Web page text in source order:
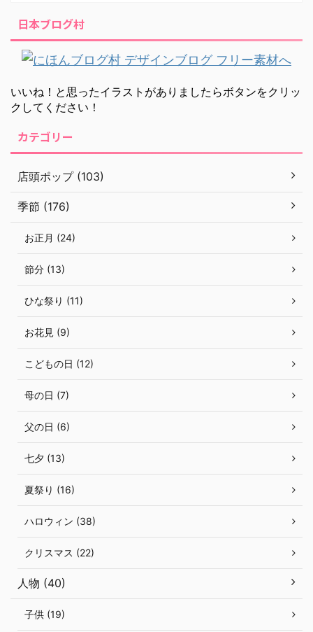
日本ブログ村
いいね！と思ったイラストがありましたらボタンをクリッ
クしてください！
カテゴリー
店頭ポップ (103)
季節 (176)
お正月 (24)
節分 (13)
ひな祭り (11)
お花見 (9)
こどもの日 (12)
母の日 (7)
父の日 (6)
七夕 (13)
夏祭り (16)
ハロウィン (38)
クリスマス (22)
人物 (40)
子供 (19)